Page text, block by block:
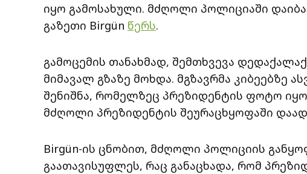
იყო გამოსახული. მძღოლი პოლიციაში
გაზეთი Birgün წერს.
გამოცემის თანახმად, შემთხვევა
მიმავალ გზაზე მოხდა. მგზავრმა კიბეებზე
შენიშნა, რომელზეც პრეზიდენტის ფოტო
მძღოლი პრეზიდენტის შეურაცხყოფაში
Birgün-ის ცნობით, მძღოლი პოლიციის
გაათავისუფლეს, რაც განაცხადა, რომ